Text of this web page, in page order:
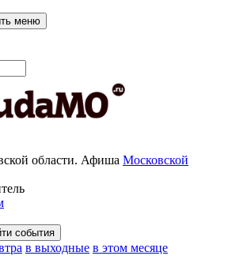
меню
области. Афиша Московской
в выходные в этом месяце